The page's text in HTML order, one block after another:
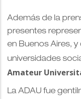
Además de la
presentes
en Buenos Aires,
universidades
Amateur
La ADAU fue